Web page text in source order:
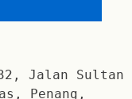
Jalan Sultan
Penang,